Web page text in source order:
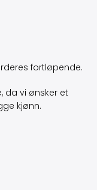
fortløpende.
da vi ønsker et
kjønn.